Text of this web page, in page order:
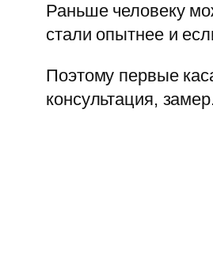
Раньше человеку
стали опытнее и
Поэтому первые
консультация,